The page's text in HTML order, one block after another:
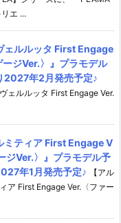
エ ...
ェルルッタ First Engage
ジVer.〉』プラモデル
2027年2月発売予定♪
ェルルッタ First Engage Ver.
ミティア First Engage V
ジVer.〉』プラモデル予
年1月発売予定♪
【アル
ア First Engage Ver.〈ファー